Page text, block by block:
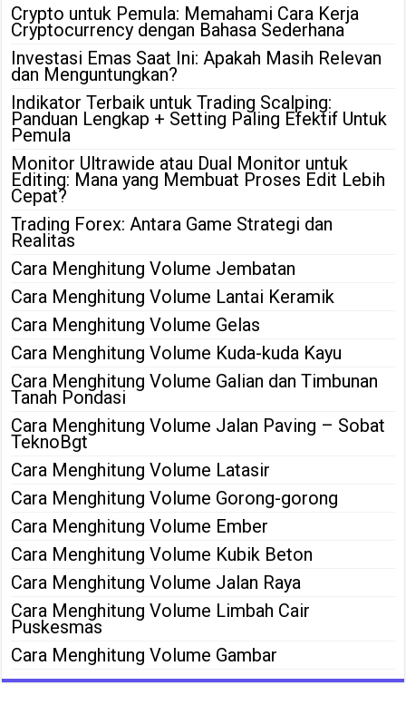
Crypto untuk Pemula: Memahami Cara Kerja
Cryptocurrency dengan Bahasa Sederhana
Investasi Emas Saat Ini: Apakah Masih Relevan
dan Menguntungkan?
Indikator Terbaik untuk Trading Scalping:
Panduan Lengkap + Setting Paling Efektif Untuk
Pemula
Monitor Ultrawide atau Dual Monitor untuk
Editing: Mana yang Membuat Proses Edit Lebih
Cepat?
Trading Forex: Antara Game Strategi dan
Realitas
Cara Menghitung Volume Jembatan
Cara Menghitung Volume Lantai Keramik
Cara Menghitung Volume Gelas
Cara Menghitung Volume Kuda-kuda Kayu
Cara Menghitung Volume Galian dan Timbunan
Tanah Pondasi
Cara Menghitung Volume Jalan Paving – Sobat
TeknoBgt
Cara Menghitung Volume Latasir
Cara Menghitung Volume Gorong-gorong
Cara Menghitung Volume Ember
Cara Menghitung Volume Kubik Beton
Cara Menghitung Volume Jalan Raya
Cara Menghitung Volume Limbah Cair
Puskesmas
Cara Menghitung Volume Gambar